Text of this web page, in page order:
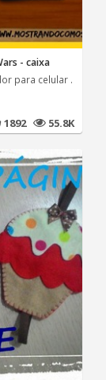
- caixa
para celular .
1892 55.8K